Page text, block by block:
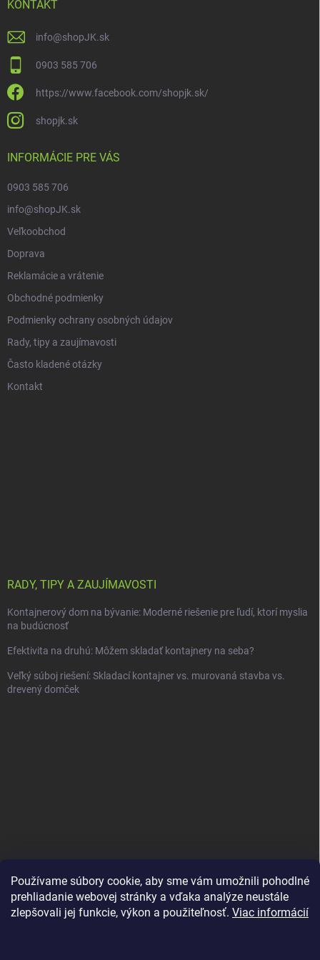
Používame súbory cookie, aby sme vám umožnili pohodlné
prehliadanie webovej stránky a vďaka analýze neustále
zlepšovali jej funkcie, výkon a použiteľnosť. Viac informácií
KONTAKT
info@shopJK.sk
0903 585 706
https://www.facebook.com/shopjk.sk/
shopjk.sk
INFORMÁCIE PRE VÁS
0903 585 706
info@shopJK.sk
Veľkoobchod
Doprava
Reklamácie a vrátenie
Obchodné podmienky
Podmienky ochrany osobných údajov
Rady, tipy a zaujímavosti
Často kladené otázky
Kontakt
RADY, TIPY A ZAUJÍMAVOSTI
Kontajnerový dom na bývanie: Moderné riešenie pre ľudí, ktorí myslia
na budúcnosť
Efektivita na druhú: Môžem skladať kontajnery na seba?
Veľký súboj riešení: Skladací kontajner vs. murovaná stavba vs.
drevený domček